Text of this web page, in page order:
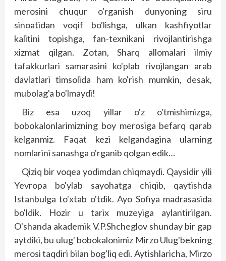
merosini chuqur o'rganish dunyoning siru
sinoatidan voqif bo'lishga, ulkan kashfiyotlar
kalitini topishga, fan-texnikani rivojlantirishga
xizmat qilgan. Zotan, Sharq allomalari ilmiy
tafakkurlari samarasini ko'plab rivojlangan arab
davlatlari timsolida ham ko'rish mumkin, desak,
mubolag'a bo'lmaydi!
Biz esa uzoq yillar o'z o'tmishimizga,
bobokalonlarimizning boy merosiga befarq qarab
kelganmiz. Faqat kezi kelgandagina ularning
nomlarini sanashga o'rganib qolgan edik…
Qiziq bir voqea yodimdan chiqmaydi. Qaysidir yili
Yevropa bo'ylab sayohatga chiqib, qaytishda
Istanbulga to'xtab o'tdik. Ayo Sofiya madrasasida
bo'ldik. Hozir u tarix muzeyiga aylantirilgan.
O'shanda akademik V.P.Shcheglov shunday bir gap
aytdiki, bu ulug' bobokalonimiz Mirzo Ulug'bekning
merosi taqdiri bilan bog'liq edi. Aytishlaricha, Mirzo